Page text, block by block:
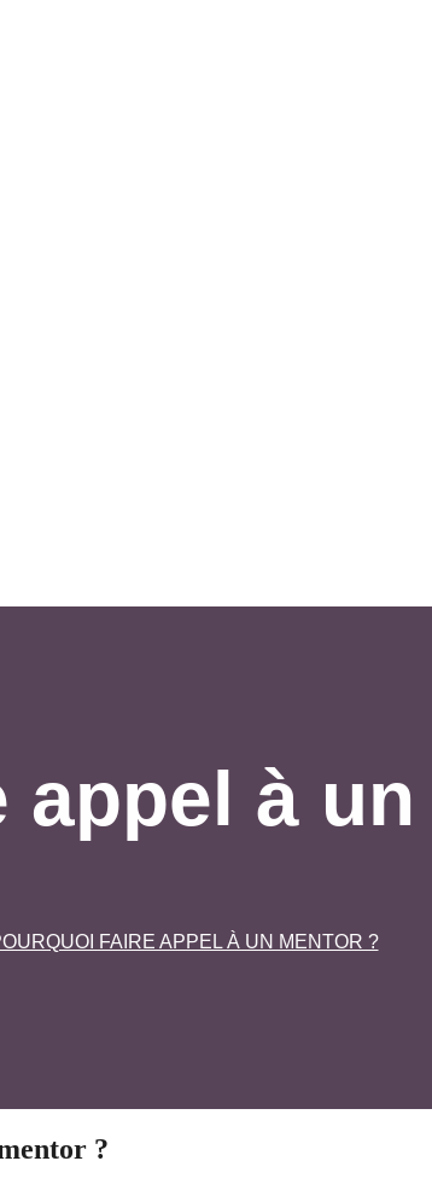
à
FAIRE APPEL À UN MENTOR ?
?